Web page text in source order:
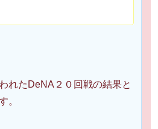
れたDeNA２０回戦の結果と
。